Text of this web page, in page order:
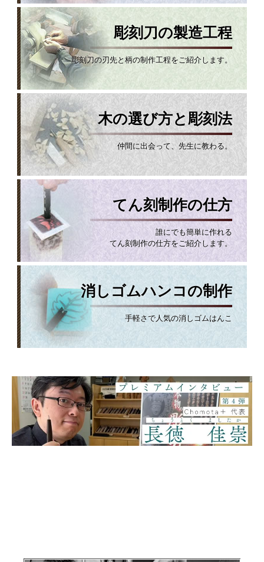
彫刻刀の製造工程
彫刻刀の刃先と柄の制作工程をご紹介します。
木の選び方と彫刻法
仲間に出会って、先生に教わる。
てん刻制作の仕方
誰にでも簡単に作れる
てん刻制作の仕方をご紹介します。
消しゴムハンコの制作
手軽さで人気の消しゴムはんこ